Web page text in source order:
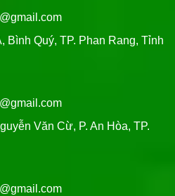
Bình Quý, TP. Phan Rang, Tỉnh
Văn Cừ, P. An Hòa, TP.